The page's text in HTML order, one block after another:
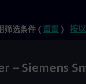
筛选条件 ( 重置 ) 按
– Siemens